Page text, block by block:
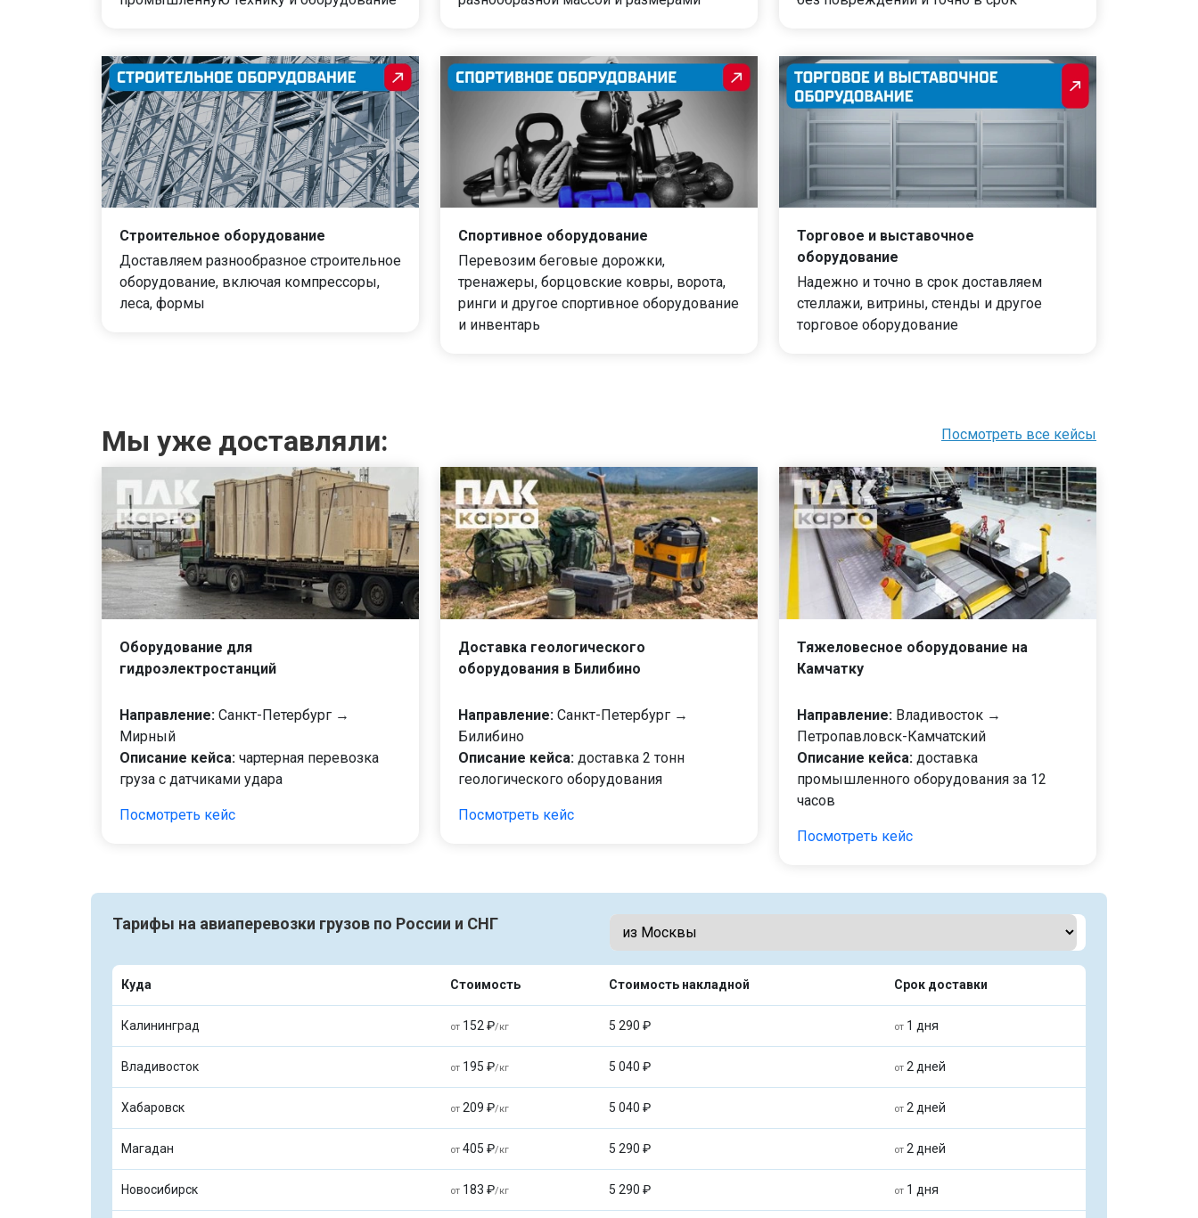
Строительное оборудование
Доставляем разнообразное строительное
оборудование, включая компрессоры,
леса, формы
Спортивное оборудование
Перевозим беговые дорожки,
тренажеры, борцовские ковры, ворота,
ринги и другое спортивное оборудование
и инвентарь
Торговое и выставочное
оборудование
Надежно и точно в срок доставляем
стеллажи, витрины, стенды и другое
торговое оборудование
Мы уже доставляли: Посмотреть все кейсы
Оборудование для
гидроэлектростанций
Направление: Санкт-Петербург →
Мирный
Описание кейса: чартерная перевозка
груза с датчиками удара
Посмотреть кейс
Доставка геологического
оборудования в Билибино
Направление: Санкт-Петербург →
Билибино
Описание кейса: доставка 2 тонн
геологического оборудования
Посмотреть кейс
Тяжеловесное оборудование на
Камчатку
Направление: Владивосток →
Петропавловск-Камчатский
Описание кейса: доставка
промышленного оборудования за 12
часов
Посмотреть кейс
Тарифы на авиаперевозки грузов по России и СНГ
Куда Стоимость Стоимость накладной Срок доставки
Калининград от 152 ₽/кг 5 290 ₽ от 1 дня
Владивосток от 195 ₽/кг 5 040 ₽ от 2 дней
Хабаровск от 209 ₽/кг 5 040 ₽ от 2 дней
Магадан от 405 ₽/кг 5 290 ₽ от 2 дней
Новосибирск от 183 ₽/кг 5 290 ₽ от 1 дня